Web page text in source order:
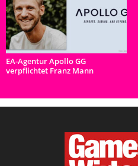
EA-Agentur Apollo GG
verpflichtet Franz Mann